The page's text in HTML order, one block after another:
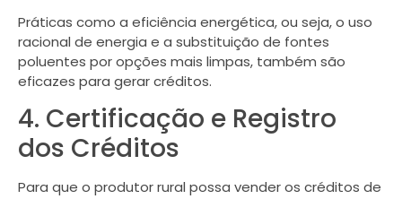
Práticas como a eficiência energética, ou seja, o uso
racional de energia e a substituição de fontes
poluentes por opções mais limpas, também são
eficazes para gerar créditos.
4. Certificação e Registro
dos Créditos
Para que o produtor rural possa vender os créditos de